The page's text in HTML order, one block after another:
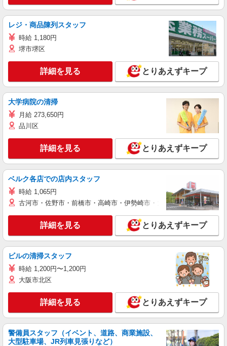
レジ・商品陳列スタッフ
時給 1,180円
堺市堺区
詳細を見る とりあえずキープ
大学病院の清掃
月給 273,650円
品川区
詳細を見る とりあえずキープ
ベルク各店での店内スタッフ
時給 1,065円
古河市・佐野市・前橋市・高崎市・伊勢崎市・太田市・館林市・藤
詳細を見る とりあえずキープ
ビルの清掃スタッフ
時給 1,200円〜1,200円
大阪市北区
詳細を見る とりあえずキープ
警備員スタッフ（イベント、道路、商業施設、
大型駐車場、JR列車見張りなど）